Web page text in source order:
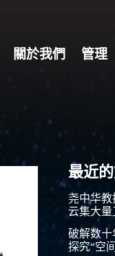
關於我們 管理
最近
尧中华教
云集大量
破解数十
探究“空